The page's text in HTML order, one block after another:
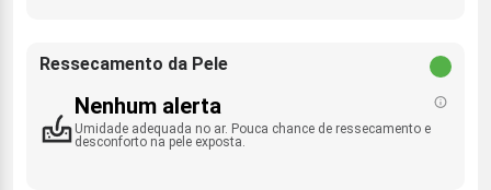
Ressecamento da Pele
Nenhum alerta
Umidade adequada no ar. Pouca chance de ressecamento e
desconforto na pele exposta.